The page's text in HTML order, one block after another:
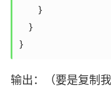
        }
    }
}
输出：（要是复制